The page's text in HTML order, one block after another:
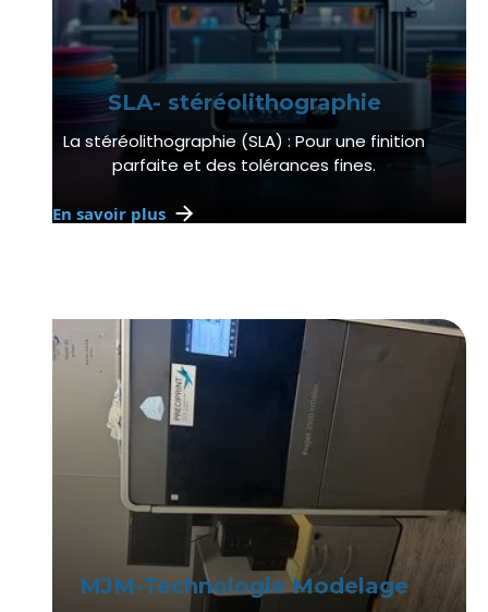
SLA- stéréolithographie
La stéréolithographie (SLA) : Pour une finition
parfaite et des tolérances fines.
En savoir plus
MJM-Technologie Modelage